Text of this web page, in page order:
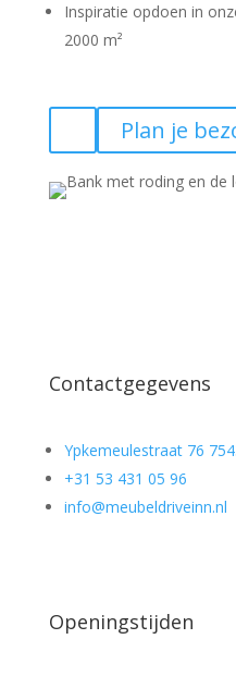
Inspiratie opdoen in
2000 m²
Plan je
Contactgegevens
Ypkemeulestraat 76
+31 53 431 05 96
info@meubeldriveinn.nl
Openingstijden